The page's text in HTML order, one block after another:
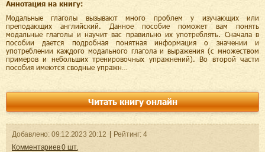
Аннотация на книгу:
Модальные глаголы вызывают много проблем у изучающих или
преподающих английский. Данное пособие поможет вам понять
модальные глаголы и научит вас правильно их употреблять. Сначала в
пособии дается подробная понятная информация о значении и
употреблении каждого модального глагола и выражения (с множеством
примеров и небольших тренировочных упражнений). Во второй части
пособия имеются сводные упражн…
Читать книгу онлайн
Добавленo: 09.12.2023 20:12 Рейтинг: 4
Комментариев0 шт.